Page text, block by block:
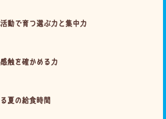
動で育つ選ぶ力と集中力
触を確かめる力
夏の給食時間